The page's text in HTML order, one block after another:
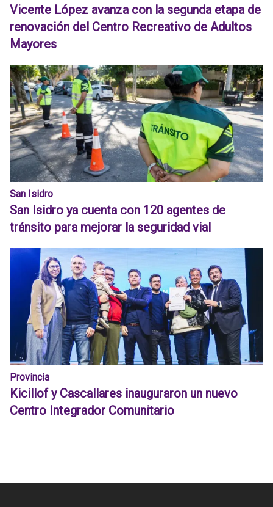
Vicente López avanza con la segunda etapa de
renovación del Centro Recreativo de Adultos
Mayores
San Isidro
San Isidro ya cuenta con 120 agentes de
tránsito para mejorar la seguridad vial
Provincia
Kicillof y Cascallares inauguraron un nuevo
Centro Integrador Comunitario